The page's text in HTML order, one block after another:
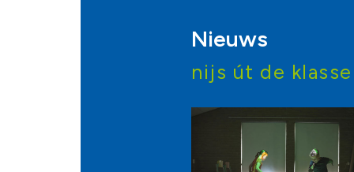
Nieuws
nijs út de klasse